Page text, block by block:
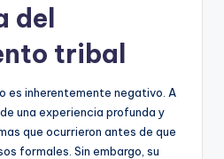
del
tribal
es inherentemente negativo. A
una experiencia profunda y
que ocurrieron antes de que
formales. Sin embargo, su